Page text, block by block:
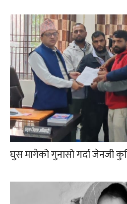
घुस मागेको गुनासो गर्दा जेनजी